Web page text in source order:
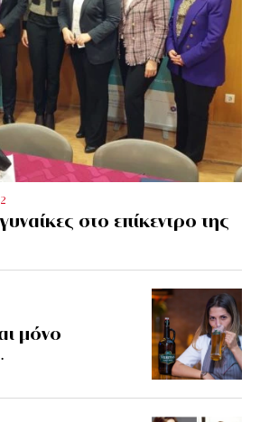
στο επίκεντρο της
μόνο